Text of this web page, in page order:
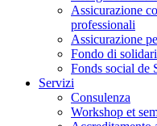
Assicurazione
professionali
Assicurazione
Fondo di
Fonds social de
Servizi
Consulenza
Workshop et